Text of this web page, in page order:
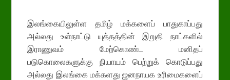
இலங்கையிலுள்ள தமிழ் மக்களைப் பாதுகாப்பது
அல்லது உள்நாட்டு யுத்தத்தின் இறுதி நாட்களில்
இராணுவம் மேற்கொண்ட மனிதப்
படுகொலைகளுக்கு நியாயம் பெற்றுக் கொடுப்பது
அல்லது இலங்கை மக்களது ஜனநாயக உரிமைகளைப்